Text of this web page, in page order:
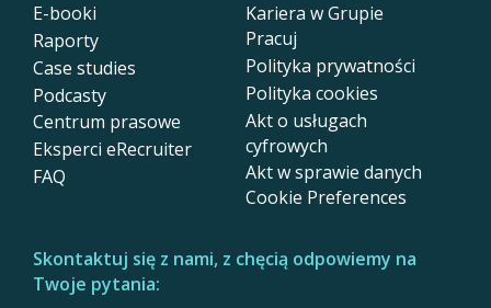
E-booki
Raporty
Case studies
Podcasty
Centrum prasowe
Eksperci eRecruiter
FAQ
Kariera w Grupie
Pracuj
Polityka prywatności
Polityka cookies
Akt o usługach
cyfrowych
Akt w sprawie danych
Cookie Preferences
Skontaktuj się z nami, z chęcią odpowiemy na
Twoje pytania: